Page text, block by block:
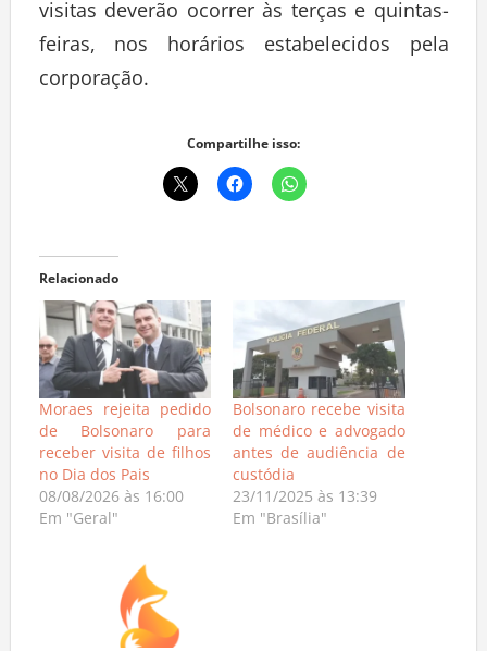
visitas deverão ocorrer às terças e quintas-
feiras, nos horários estabelecidos pela
corporação.
Compartilhe isso:
Relacionado
Moraes rejeita pedido
de Bolsonaro para
receber visita de filhos
no Dia dos Pais
08/08/2026 às 16:00
Em "Geral"
Bolsonaro recebe visita
de médico e advogado
antes de audiência de
custódia
23/11/2025 às 13:39
Em "Brasília"